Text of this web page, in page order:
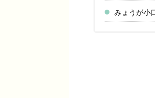
みょうが